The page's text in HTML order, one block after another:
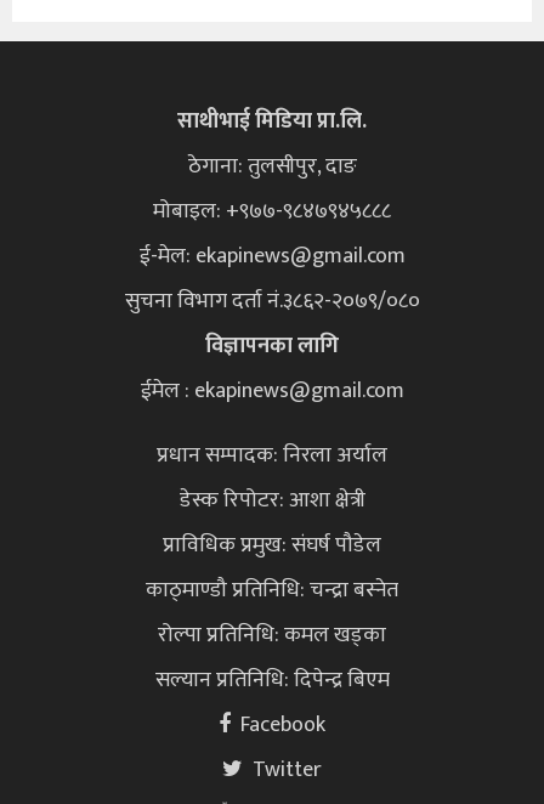
साथीभाई मिडिया प्रा.लि.
ठेगाना: तुलसीपुर, दाङ
मोबाइल: +९७७-९८४७९४५८८८
ई-मेल: ekapinews@gmail.com
सुचना विभाग दर्ता नं.३८६२-२०७९/०८०
विज्ञापनका लागि
ईमेल : ekapinews@gmail.com
प्रधान सम्पादक: निरला अर्याल
डेस्क रिपोटर: आशा क्षेत्री
प्राविधिक प्रमुख: संघर्ष पौडेल
काठ्माण्डौ प्रतिनिधि: चन्द्रा बस्नेत
रोल्पा प्रतिनिधि: कमल खड्का
सल्यान प्रतिनिधि: दिपेन्द्र बिएम
Facebook
Twitter